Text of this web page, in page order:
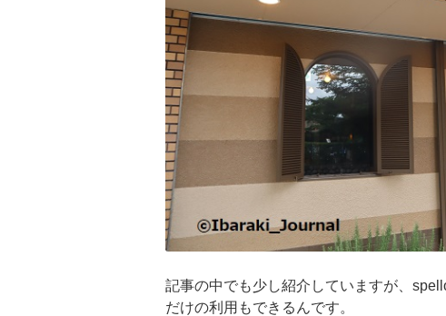
記事の中でも少し紹介していますが、
だけの利用もできるんです。